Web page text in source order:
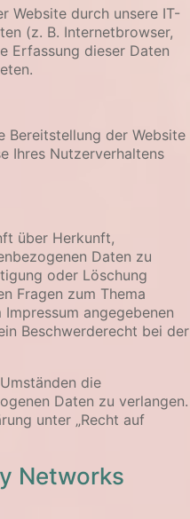
Website durch unsere IT-
(z. B. Internetbrowser,
Erfassung dieser Daten
Bereitstellung der Website
Ihres Nutzerverhaltens
über Herkunft,
Daten zu
oder Löschung
Fragen zum Thema
angegebenen
Beschwerderecht bei der
die
Daten zu verlangen.
unter „Recht auf
Networks